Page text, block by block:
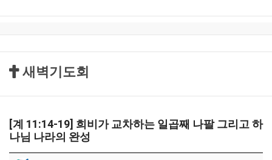
새벽기도회
[계 11:14-19] 희비가 교차하는 일곱째 나팔 그리고 하
나님 나라의 완성